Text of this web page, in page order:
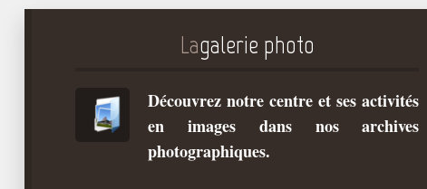
Lagalerie photo
Découvrez notre centre et ses activités
en images dans nos archives
photographiques.